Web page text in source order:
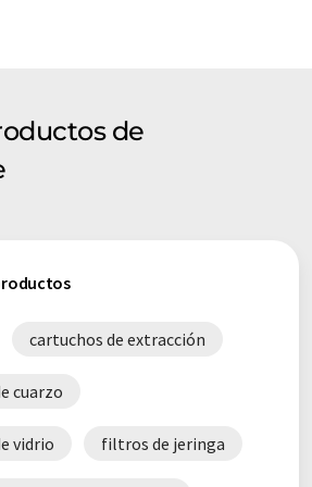
de
cartuchos de extracción
cuarzo
vidrio filtros de jeringa